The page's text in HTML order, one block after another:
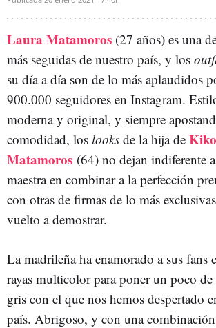
Laura Matamoros (27 años) es una
más seguidas de nuestro país, y los
su día a día son de lo más aplaudidos
900.000 seguidores en Instagram.
moderna y original, y siempre
comodidad, los looks de la hija de Kiko
Matamoros (64) no dejan indiferente
maestra en combinar a la perfección
con otras de firmas de lo más
vuelto a demostrar.
La madrileña ha enamorado a sus fans
rayas multicolor para poner un poco de
gris con el que nos hemos despertado
país. Abrigoso, y con una combinación